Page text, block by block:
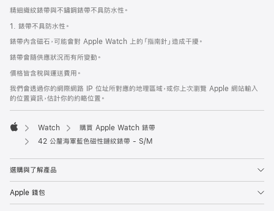
腳
腳
精細織紋錶帶與不鏽鋼錶帶不具防水性。
1. 錶帶不具防水性。
錶帶內含磁石，可能會對 Apple Watch 上的「指南針」造成干擾。
錶帶會隨供應狀況而有所變動。
價格皆含稅與運送費用。
我們會透過你的網際網路 IP 位址所對應的地理區域，或你上次瀏覽 Apple 網站輸入
的位置資訊，估計你的約略位置。
Apple
Watch
購買 Apple Watch 錶帶
42 公釐海軍藍色磁性鏈紋錶帶 - S/M
選購與了解產品
Apple 錢包